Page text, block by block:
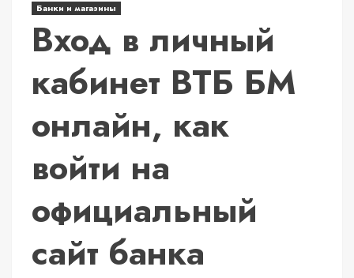
Банки и магазины
Вход в личный
кабинет ВТБ БМ
онлайн, как
войти на
официальный
сайт банка